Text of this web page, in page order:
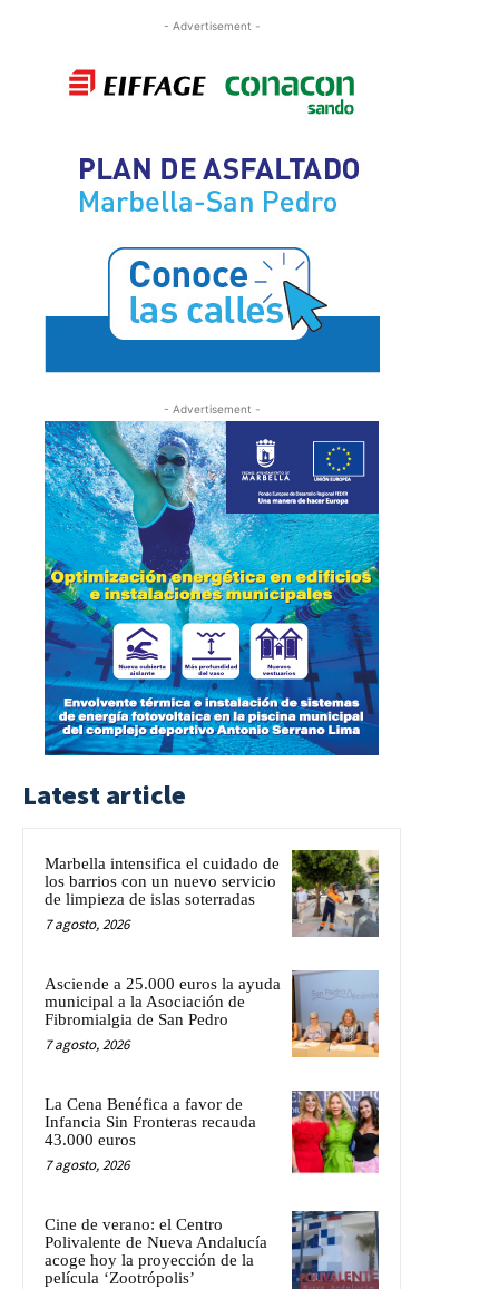
- Advertisement -
- Advertisement -
Latest article
Marbella intensifica el cuidado de
los barrios con un nuevo servicio
de limpieza de islas soterradas
7 agosto, 2026
Asciende a 25.000 euros la ayuda
municipal a la Asociación de
Fibromialgia de San Pedro
7 agosto, 2026
La Cena Benéfica a favor de
Infancia Sin Fronteras recauda
43.000 euros
7 agosto, 2026
Cine de verano: el Centro
Polivalente de Nueva Andalucía
acoge hoy la proyección de la
película ‘Zootrópolis’